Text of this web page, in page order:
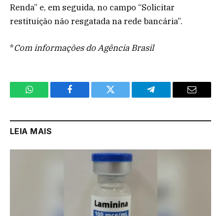
Renda” e, em seguida, no campo “Solicitar
restituição não resgatada na rede bancária”.
*Com informações do Agência Brasil
WhatsApp Facebook Twitter Telegram Email
LEIA MAIS